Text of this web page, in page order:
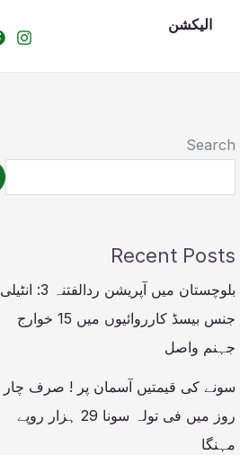
الیکشن
Search
Recent Posts
بلوچستان میں آپریشن ردالفتنہ 3: انٹیلی
جنس بیسڈ کارروائیوں میں 15 خوارج
جہنم واصل
سونے کی قیمتیں آسمان پر ! صرف چار
روز میں فی تولہ سونا 29 ہزار روپے
مہنگا